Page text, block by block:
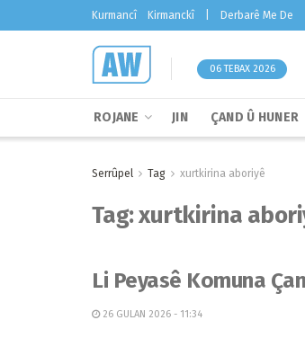
Kurmancî Kirmanckî Derbarê Me De
06 TEBAX 2026
ROJANE JIN ÇAND Û HUNER
Serrûpel Tag xurtkirina aboriyê
Tag:xurtkirina
Li Peyasê Komuna
26 GULAN 2026 - 11:34